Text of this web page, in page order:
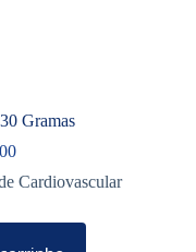
Gramas
Cardiovascular